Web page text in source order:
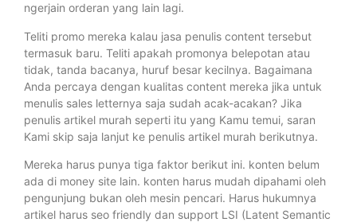
ngerjain orderan yang lain lagi.
Teliti promo mereka kalau jasa penulis content tersebut
termasuk baru. Teliti apakah promonya belepotan atau
tidak, tanda bacanya, huruf besar kecilnya. Bagaimana
Anda percaya dengan kualitas content mereka jika untuk
menulis sales letternya saja sudah acak-acakan? Jika
penulis artikel murah seperti itu yang Kamu temui, saran
Kami skip saja lanjut ke penulis artikel murah berikutnya.
Mereka harus punya tiga faktor berikut ini. konten belum
ada di money site lain. konten harus mudah dipahami oleh
pengunjung bukan oleh mesin pencari. Harus hukumnya
artikel harus seo friendly dan support LSI (Latent Semantic